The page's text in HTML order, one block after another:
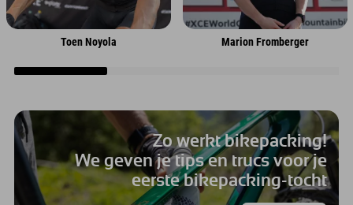
Toen Noyola Marion Fromberger
Zo werkt bikepacking!
We geven je tips en trucs voor je
eerste bikepacking-tocht